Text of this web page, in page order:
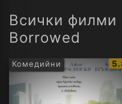
Всички филми
Borrowed
Комедийни